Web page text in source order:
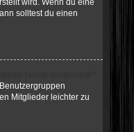
wird. Wenn du eine
solltest du einen
Mitglieder leichter zu